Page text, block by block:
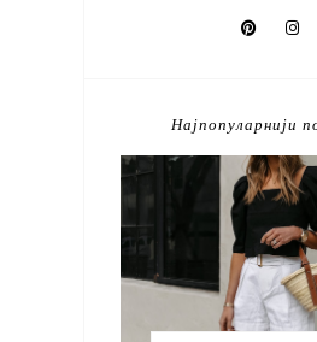
Најпопуларнији